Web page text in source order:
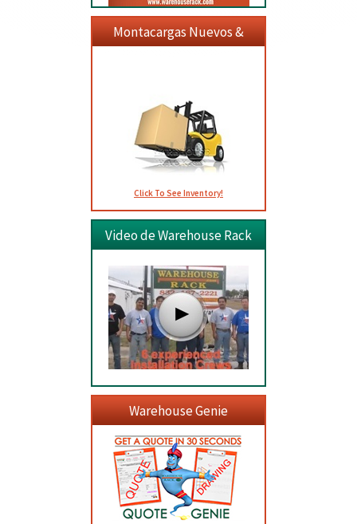
Montacargas Nuevos &
Click To See Inventory!
Video de Warehouse Rack
Warehouse Genie